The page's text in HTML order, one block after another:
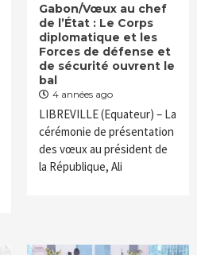
Gabon/Vœux au chef
de l’État : Le Corps
diplomatique et les
Forces de défense et
de sécurité ouvrent le
bal
4 années ago
LIBREVILLE (Equateur) – La
cérémonie de présentation
des vœux au président de
la République, Ali